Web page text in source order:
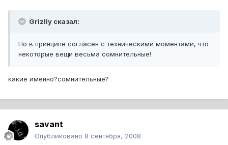
Grizlly сказал:
Но в принципе согласен с техническими моментами, что
некоторые вещи весьма сомнительные!
какие именно?сомнительные?
savant
Опубликовано 8 сентября, 2008